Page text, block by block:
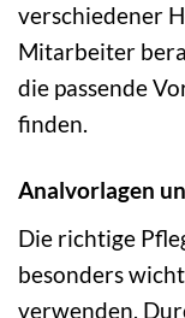
verschiedener
Mitarbeiter
die passende
finden.
Analvorlagen
Die richtige
besonders
verwenden.